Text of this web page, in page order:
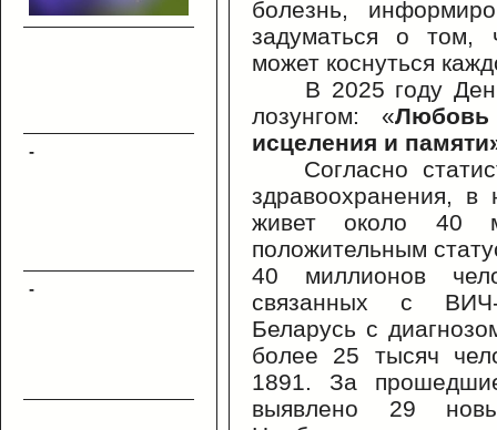
-
-
болезнь,
задуматься о том,
может коснуться
В 2025 году
лозунгом: «
исцеления и
Согласно
здравоохранения,
живет около 40
положительным
40 миллионов
связанных с
Беларусь с
более 25 тысяч
1891. За
выявлено 29